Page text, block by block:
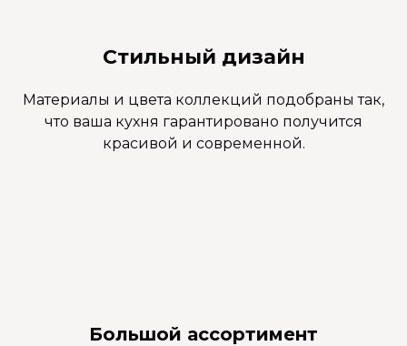
Стильный дизайн
Материалы и цвета коллекций подобраны так,
что ваша кухня гарантировано получится
красивой и современной.
Большой ассортимент